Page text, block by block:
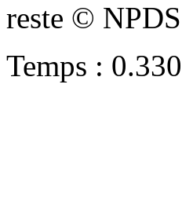
reste ©
Temps :